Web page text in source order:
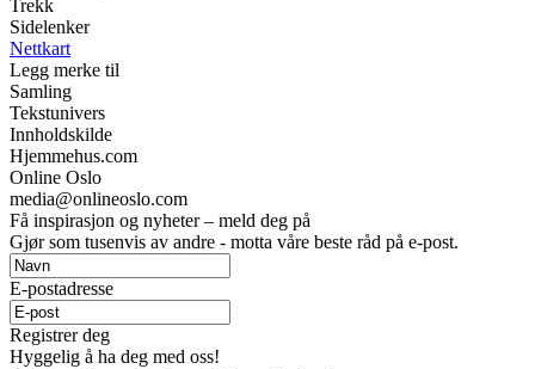
Trekk
Sidelenker
Nettkart
Legg merke til
Samling
Tekstunivers
Innholdskilde
Hjemmehus.com
Online Oslo
media@onlineoslo.com
Få inspirasjon og nyheter – meld deg på
Gjør som tusenvis av andre - motta våre beste råd på e-post.
E-postadresse
Registrer deg
Hyggelig å ha deg med oss!